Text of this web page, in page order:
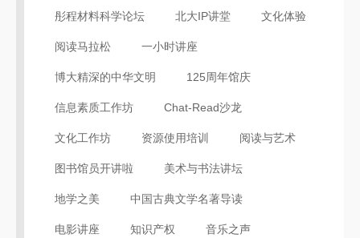
彤程材料科学论坛 北大IP讲堂 文化体验
阅读马拉松 一小时讲座
博大精深的中华文明 125周年馆庆
信息素质工作坊 Chat-Read沙龙
文化工作坊 资源使用培训 阅读与艺术
图书馆员开讲啦 美术与书法讲坛
地学之美 中国古典文学名著导读
电影讲座 知识产权 音乐之声